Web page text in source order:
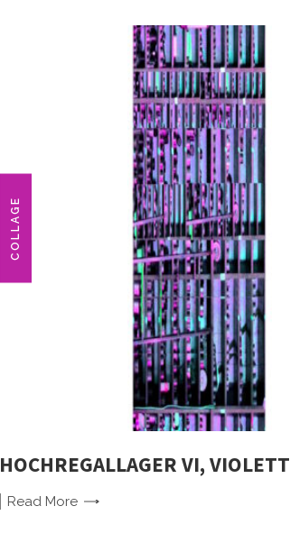
COLLAGE
HOCHREGALLAGER VI, VIOLETT
Read More